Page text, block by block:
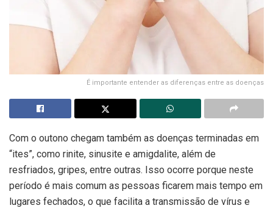
É importante entender as diferenças entre as doenças
Com o outono chegam também as doenças terminadas em
“ites”, como rinite, sinusite e amigdalite, além de
resfriados, gripes, entre outras. Isso ocorre porque neste
período é mais comum as pessoas ficarem mais tempo em
lugares fechados, o que facilita a transmissão de vírus e